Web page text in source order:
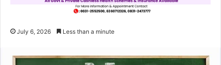
July 6, 2026 Less than a minute